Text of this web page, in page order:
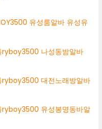
유성룸알바 유성유
ryboy3500 나성동밤알바
ryboy3500 대전노래방알바
ryboy3500 유성봉명동바알